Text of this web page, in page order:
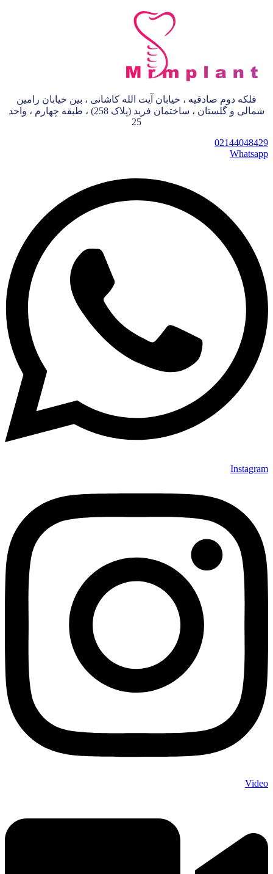
فلکه دوم صادقیه ، خیابان آیت الله کاشانی ، بین خیابان رامین
شمالی و گلستان ، ساختمان فربد (پلاک 258) ، طبقه چهارم ، واحد
25
02144048429
Whatsapp
Instagram
Video